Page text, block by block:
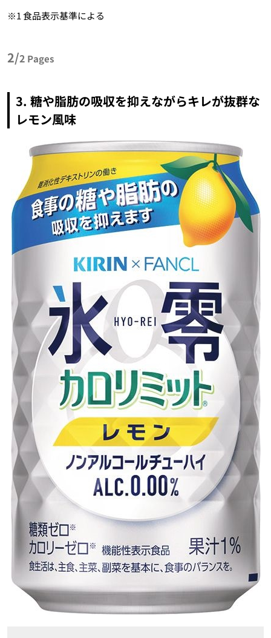
※1 食品表示基準による
2/2 Pages
3. 糖や脂肪の吸収を抑えながらキレが抜群な
レモン風味